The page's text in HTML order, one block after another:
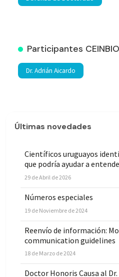
Participantes CEINBIO
Dr. Adrián Aicardo
Últimas novedades
Científicos uruguayos
que podría ayudar a
29 de Abril de 2026
Números especiales
19 de Noviembre de 2024
Reenvío de información:
communication guidelines
18 de Marzo de 2024
Doctor Honoris Causa al